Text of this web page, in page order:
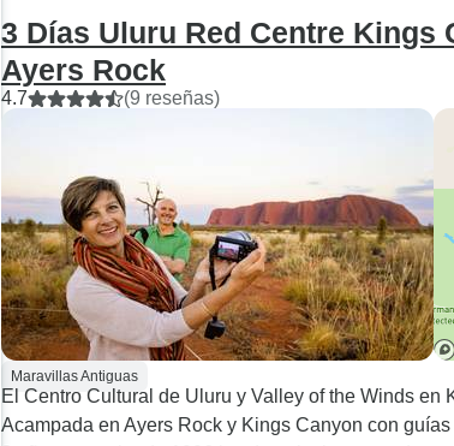
3 Días Uluru Red Centre Kings
Ayers Rock
4.7 (9 reseñas)
Maravillas Antiguas
El Centro Cultural de Uluru y Valley of the Winds en
Acampada en Ayers Rock y Kings Canyon con